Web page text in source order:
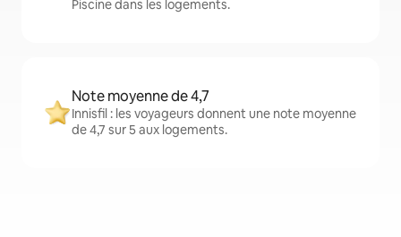
Piscine dans les logements.
Note moyenne de 4,7
Innisfil : les voyageurs donnent une note moyenne
de 4,7 sur 5 aux logements.